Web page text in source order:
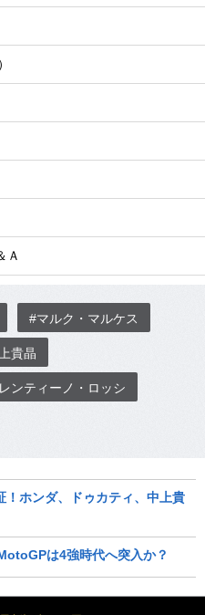
Ａ
#マルク・マルケス
貴晶
ンティーノ・ロッシ
ホンダ、ドゥカティ、中上貴
は4強時代へ突入か？